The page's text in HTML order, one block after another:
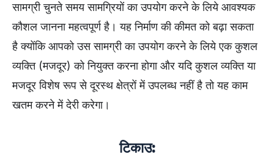
सामग्री चुनते समय सामग्रियों का उपयोग करने के लिये आवश्यक
कौशल जानना महत्वपूर्ण है। यह निर्माण की कीमत को बढ़ा सकता
है क्योंकि आपको उस सामग्री का उपयोग करने के लिये एक कुशल
व्यक्ति (मजदूर) को नियुक्त करना होगा और यदि कुशल व्यक्ति या
मजदूर विशेष रूप से दूरस्थ क्षेत्रों में उपलब्ध नहीं है तो यह काम
खतम करने में देरी करेगा।
टिकाउ: